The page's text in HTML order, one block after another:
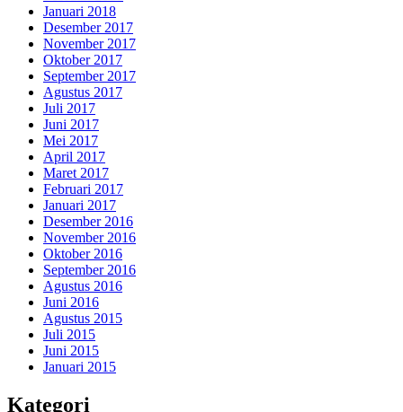
Januari 2018
Desember 2017
November 2017
Oktober 2017
September 2017
Agustus 2017
Juli 2017
Juni 2017
Mei 2017
April 2017
Maret 2017
Februari 2017
Januari 2017
Desember 2016
November 2016
Oktober 2016
September 2016
Agustus 2016
Juni 2016
Agustus 2015
Juli 2015
Juni 2015
Januari 2015
Kategori